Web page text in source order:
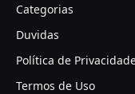
Categorias
Duvidas
Política de
Termos de Uso